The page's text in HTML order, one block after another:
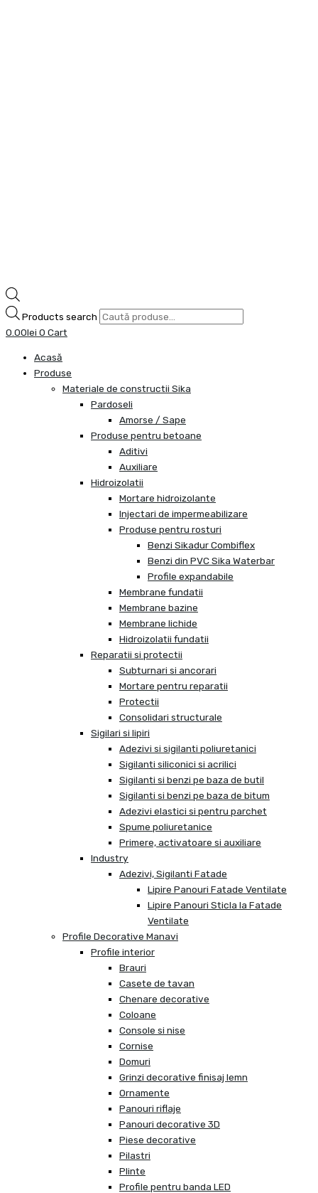
Products search
0.00lei 0 Cart
Acasă
Produse
Materiale de constructii Sika
Pardoseli
Amorse / Sape
Produse pentru betoane
Aditivi
Auxiliare
Hidroizolatii
Mortare hidroizolante
Injectari de impermeabilizare
Produse pentru rosturi
Benzi Sikadur Combiflex
Benzi din PVC Sika Waterbar
Profile expandabile
Membrane fundatii
Membrane bazine
Membrane lichide
Hidroizolatii fundatii
Reparatii si protectii
Subturnari si ancorari
Mortare pentru reparatii
Protectii
Consolidari structurale
Sigilari si lipiri
Adezivi si sigilanti poliuretanici
Sigilanti siliconici si acrilici
Sigilanti si benzi pe baza de butil
Sigilanti si benzi pe baza de bitum
Adezivi elastici si pentru parchet
Spume poliuretanice
Primere, activatoare si auxiliare
Industry
Adezivi, Sigilanti Fatade
Lipire Panouri Fatade Ventilate
Lipire Panouri Sticla la Fatade
Ventilate
Profile Decorative Manavi
Profile interior
Brauri
Casete de tavan
Chenare decorative
Coloane
Console si nise
Cornise
Domuri
Grinzi decorative finisaj lemn
Ornamente
Panouri riflaje
Panouri decorative 3D
Piese decorative
Pilastri
Plinte
Profile pentru banda LED